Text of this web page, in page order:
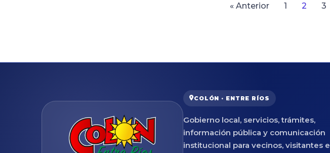
« Anterior 1 2 3
COLÓN · ENTRE RÍOS
Gobierno local, servicios, trámites,
información pública y comunicación
institucional para vecinos, visitantes e